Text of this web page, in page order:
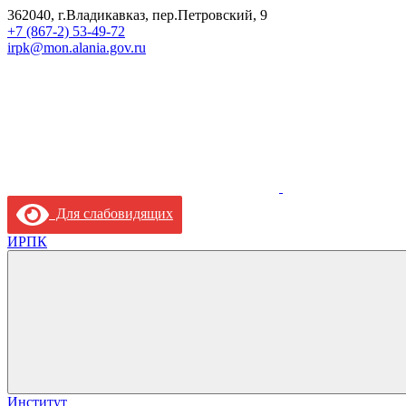
362040, г.Владикавказ, пер.Петровский, 9
+7 (867-2) 53-49-72
irpk@mon.alania.gov.ru
Для слабовидящих
ИРПК
Институт